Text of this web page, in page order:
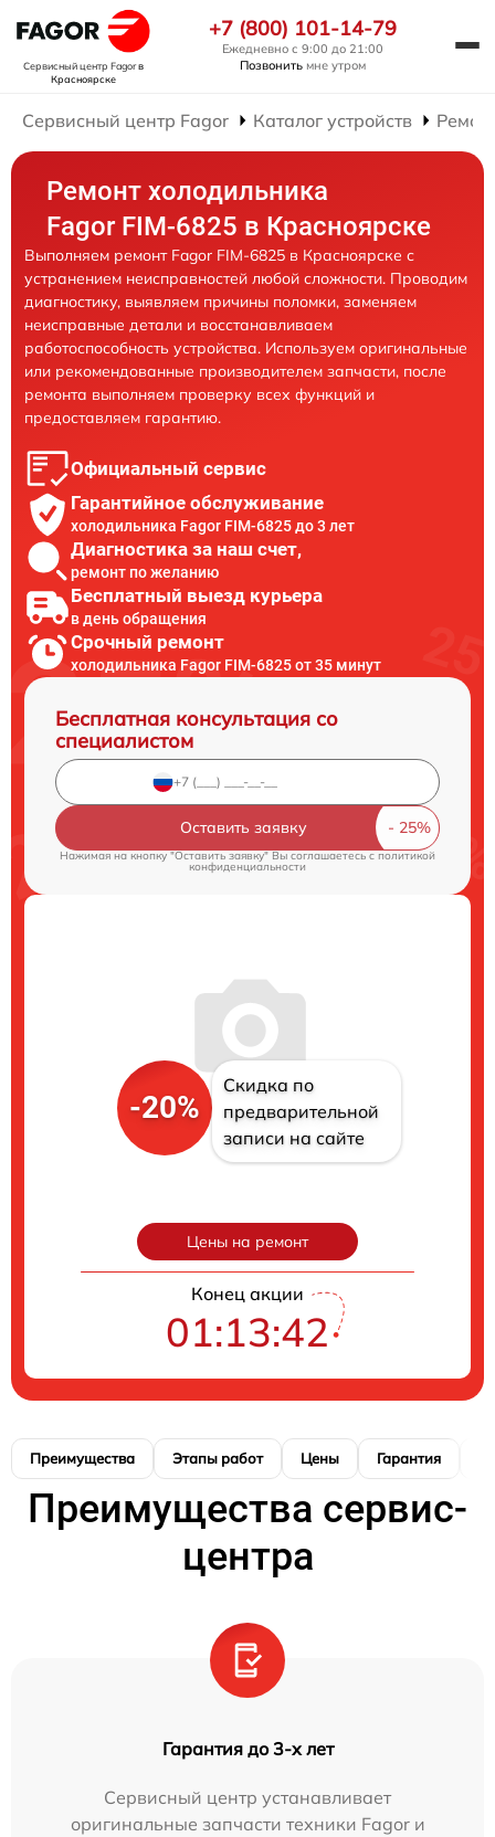
Сервисный центр Fagorв
Красноярске
+7 (800) 101-14-79
Ежедневно с 9:00 до 21:00
Позвонить мне утром
Сервисный центр Fagor Каталог устройств
Ремонт холодильника
Fagor FIM-6825 в Красноярске
Выполняем ремонт Fagor FIM-6825 в Красноярске с
устранением неисправностей любой сложности. Проводим
диагностику, выявляем причины поломки, заменяем
неисправные детали и восстанавливаем
работоспособность устройства. Используем оригинальные
или рекомендованные производителем запчасти, после
ремонта выполняем проверку всех функций и
предоставляем гарантию.
Официальный сервис
Гарантийное обслуживание
холодильника Fagor FIM-6825 до 3 лет
Диагностика за наш счет,
ремонт по желанию
Бесплатный выезд курьера
в день обращения
Срочный ремонт
холодильника Fagor FIM-6825 от 35 минут
Бесплатная консультация со
специалистом
Оставить заявку
Нажимая на кнопку "Оставить заявку" Вы соглашаетесь cполитикой
конфиденциальности
-20%
Скидка по
предварительной
записи на сайте
Цены на ремонт
Конец акции
01:13:41
Преимущества Этапы работ Цены Гарантия
Преимущества сервис-
центра
Гарантия до 3-х лет
Сервисный центр устанавливает
оригинальные запчасти техники Fagor и